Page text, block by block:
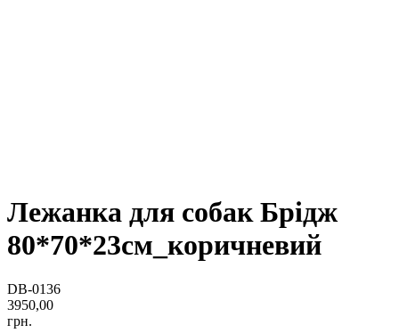
Лежанка для собак Брідж
80*70*23см_коричневий
DB-0136
3950,00
грн.